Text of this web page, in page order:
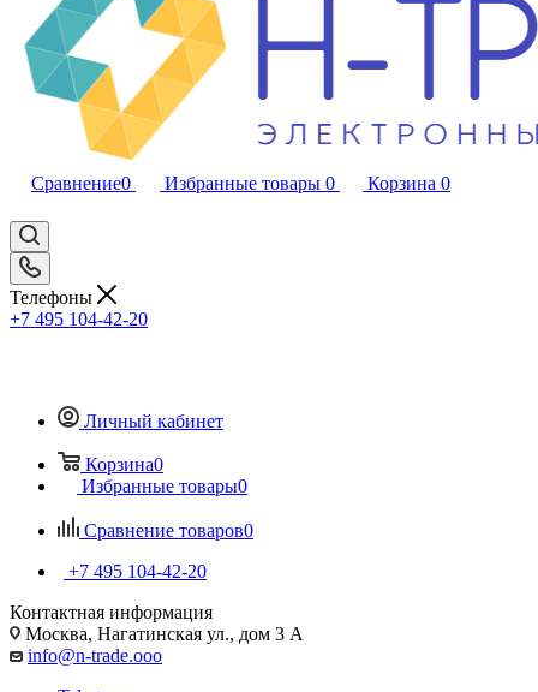
Сравнение0 Избранные товары 0 Корзина 0
Телефоны
+7 495 104-42-20
Личный кабинет
Корзина0
Избранные товары0
Сравнение товаров0
+7 495 104-42-20
Контактная информация
Москва, Нагатинская ул., дом 3 А
info@n-trade.ooo